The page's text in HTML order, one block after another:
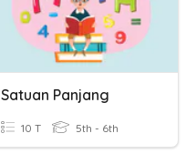
Satuan Panjang
10 T 5th - 6th